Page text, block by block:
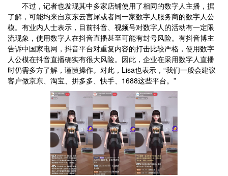
不过，记者也发现其中多家店铺使用了相同的数字人主播，据
了解，可能均来自京东云言犀或者同一家数字人服务商的数字人公
模。有业内人士表示，目前抖音、视频号对数字人的活动有一定限
流现象，使用数字人在抖音直播甚至可能有封号风险。有抖音博主
告诉中国家电网，抖音平台对重复内容的打击比较严格，使用数字
人公模在抖音直播确实有很大风险。因此，企业在采用数字人直播
时仍需多方了解，谨慎操作。对此，Lisa也表示，“我们一般会建议
客户做京东、淘宝、拼多多、快手、1688这些平台。”